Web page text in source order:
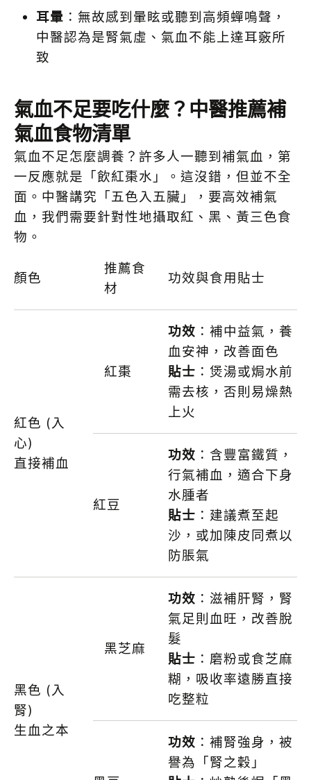
耳暈 ：無故感到暈眩或聽到高頻蟬鳴聲，
中醫認為是腎氣虛、氣血不能上達耳竅所
致
氣血不足要吃什麼？中醫推薦補
氣血食物清單
氣血不足怎麼調養？許多人一聽到補氣血，第
一反應就是「飲紅棗水」。這沒錯，但並不全
面。中醫講究「五色入五臟」，要高效補氣
血，我們需要針對性地攝取紅、黑、黃三色食
物。
顏色
推薦食
材
功效與食用貼士
紅色 (入
心)
直接補血
紅棗
功效 ：補中益氣，養
血安神，改善面色
貼士 ：煲湯或焗水前
需去核，否則易燥熱
上火
紅豆
功效 ：含豐富鐵質，
行氣補血，適合下身
水腫者
貼士 ：建議煮至起
沙，或加陳皮同煮以
防脹氣
黑色 (入
腎)
生血之本
黑芝麻
功效 ：滋補肝腎，腎
氣足則血旺，改善脫
髮
貼士 ：磨粉或食芝麻
糊，吸收率遠勝直接
吃整粒
功效 ：補腎強身，被
譽為「腎之穀」